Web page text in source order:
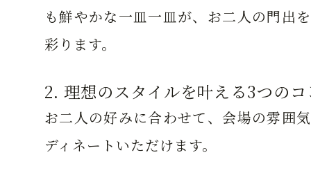
も鮮やかな一皿一皿が、お二人の門出
彩ります。
2. 理想のスタイルを叶える3つの
お二人の好みに合わせて、会場の雰囲
ディネートいただけます。